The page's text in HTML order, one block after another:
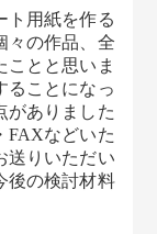
用紙を作る
々の作品、全
ことと思いま
ることになっ
がありました
FAXなどいた
送りいただい
後の検討材料